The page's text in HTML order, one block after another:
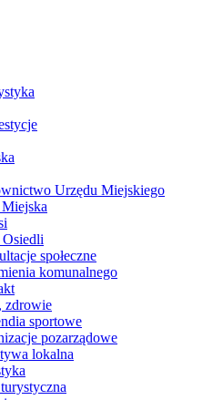
Urzędu Miejskiego
społeczne
komunalnego
zdrowie
sportowe
pozarządowe
lokalna